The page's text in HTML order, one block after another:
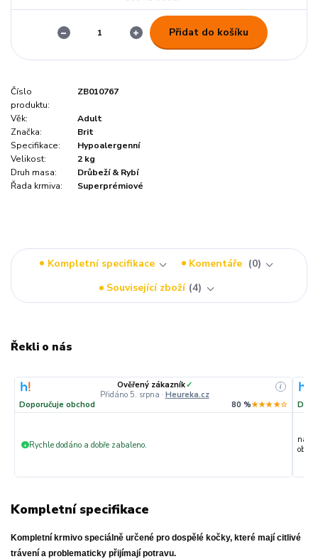
Přidat do košíku
Číslo
produktu:
ZB010767
Věk:
Adult
Značka:
Brit
Specifikace:
Hypoalergenní
Velikost:
2 kg
Druh masa:
Drůbeží & Rybí
Řada krmiva:
Superprémiové
Kompletní specifikace Komentáře
0
Související zboží 4
Řekli o nás
Ověřený zákazník✓
Přidáno 5. srpna · Heureka.cz
i
Doporučuje obchod 80 %★★★★☆
+ Rychle dodáno a dobře zabaleno.
Kompletní specifikace
Kompletní krmivo speciálně určené pro dospělé kočky, které mají citlivé
trávení a problematicky přijímají potravu.